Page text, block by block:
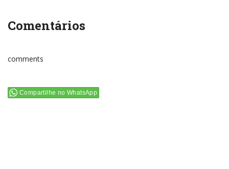
Comentários
comments
Compartilhe no WhatsApp